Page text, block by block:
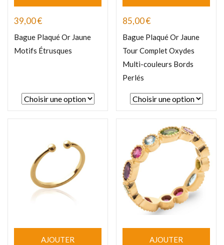
39,00€
Bague Plaqué Or Jaune
Motifs Étrusques
85,00€
Bague Plaqué Or Jaune
Tour Complet Oxydes
Multi-couleurs Bords
Perlés
AJOUTER AJOUTER